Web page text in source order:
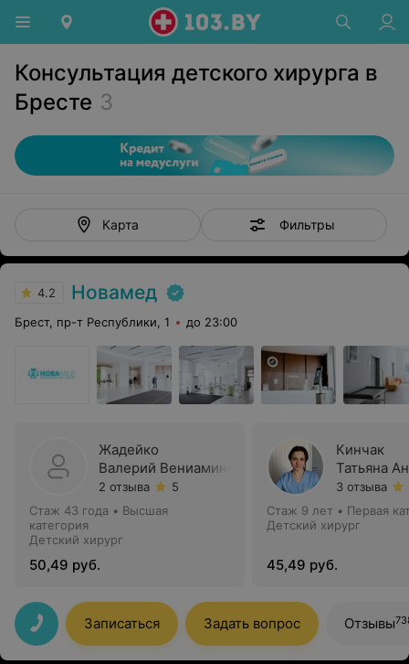
Консультация детского хирурга в
Бресте 3
Карта Фильтры
4.2 Новамед
Брест, пр-т Республики, 1 до 23:00
Жадейко
Валерий Вениаминович
2 отзыва
5
Стаж 43 года • Высшая
категория
Детский хирург
50,49 руб.
Кинчак
Татьяна
3 отзыва
Стаж 9 лет • Первая
Детский хирург
45,49 руб.
Записаться Задать вопрос Отзывы